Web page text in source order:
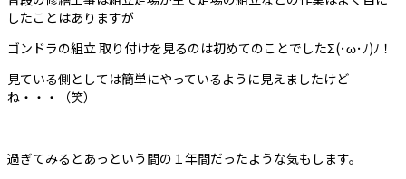
したことはありますが
ゴンドラの組立 取り付けを見るのは初めてのことでしたΣ(･ω･ﾉ)ﾉ！
見ている側としては簡単にやっているように見えましたけど
ね・・・（笑）
過ぎてみるとあっという間の１年間だったような気もします。